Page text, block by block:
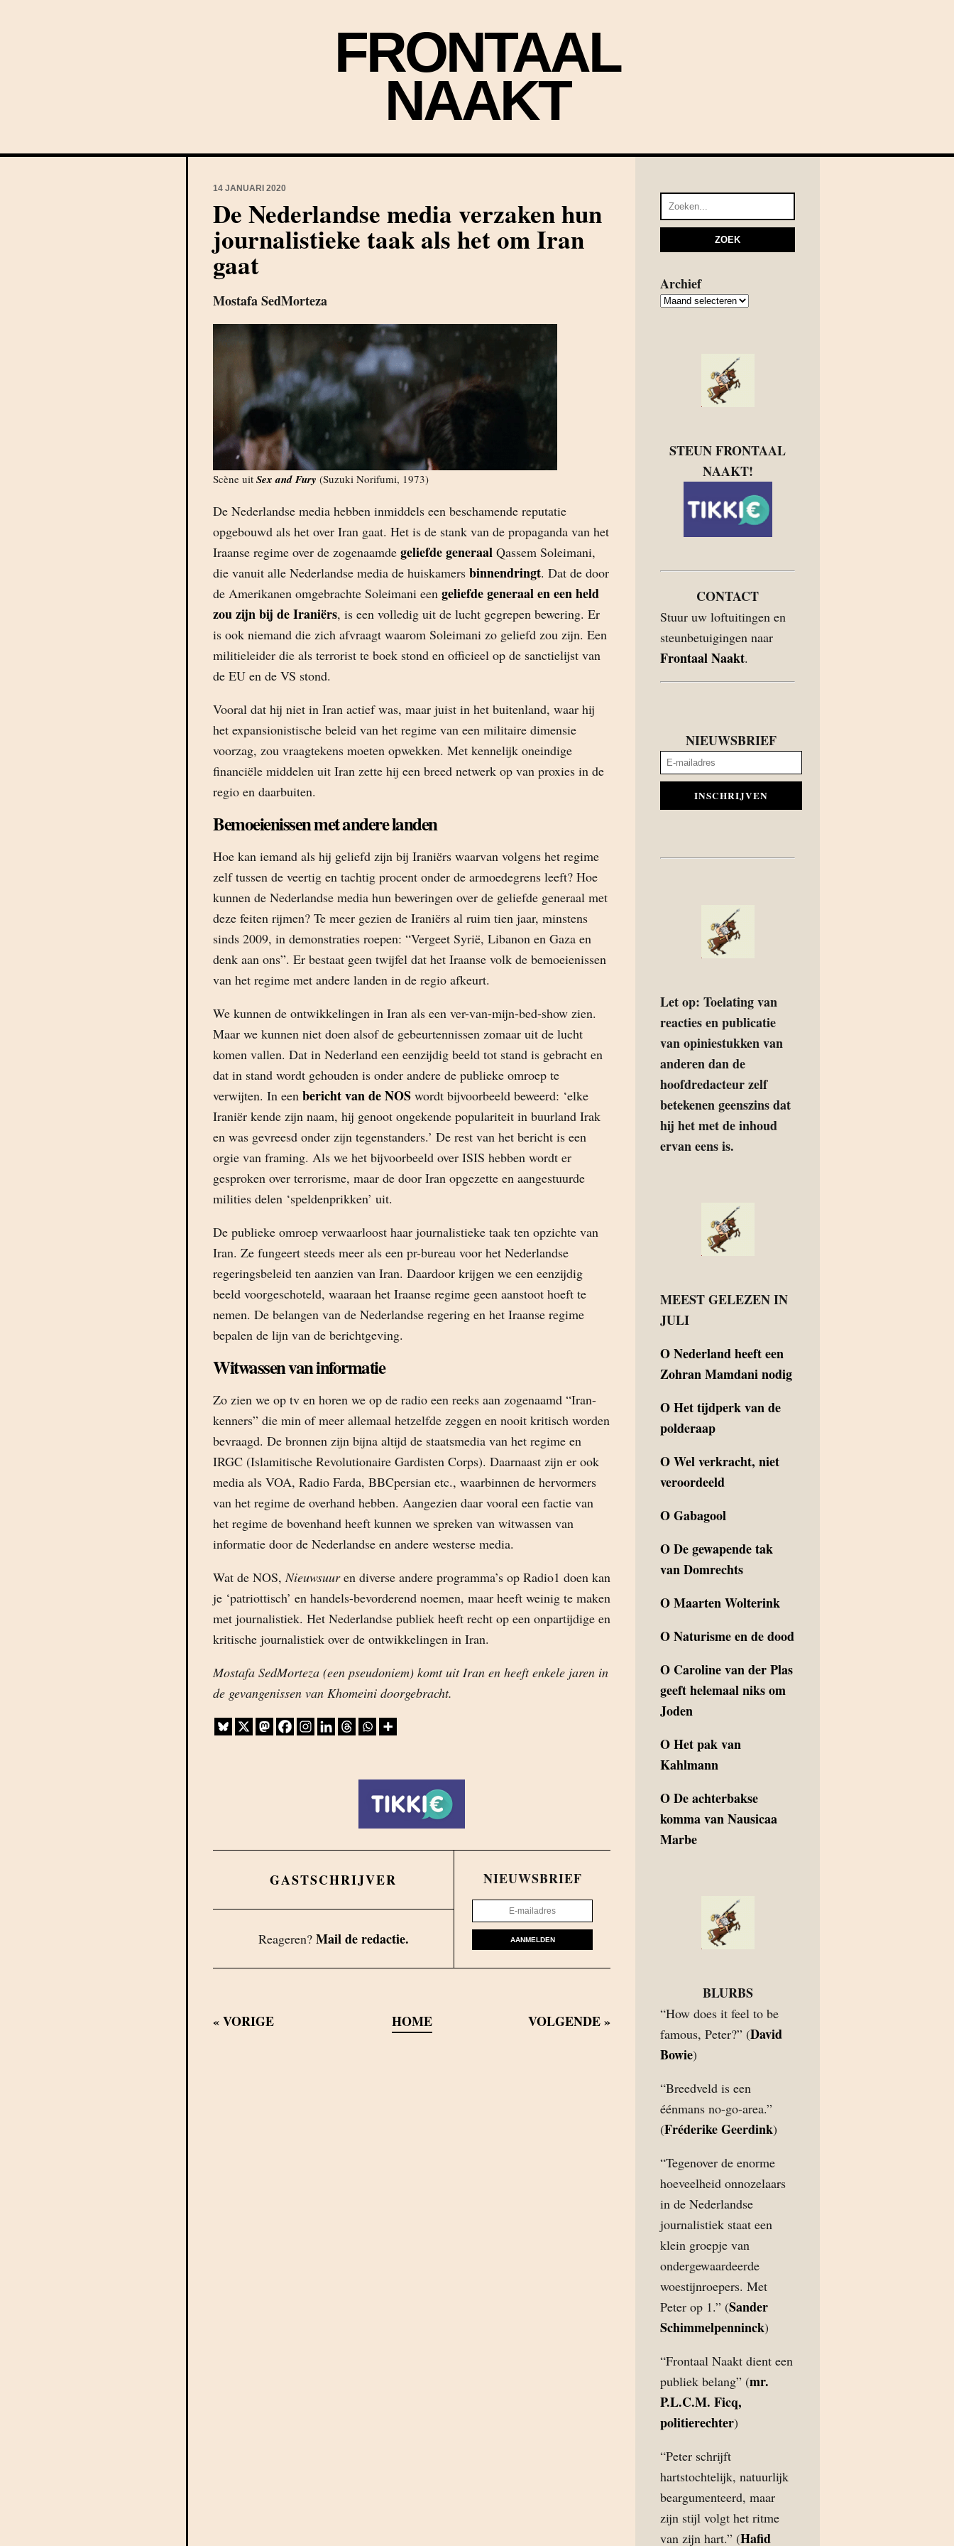
FRONTAAL
NAAKT
14 JANUARI 2020
De Nederlandse media verzaken hun
journalistieke taak als het om Iran
gaat
Mostafa SedMorteza
Scène uit Sex and Fury (Suzuki Norifumi, 1973)
De Nederlandse media hebben inmiddels een beschamende reputatie
opgebouwd als het over Iran gaat. Het is de stank van de propaganda van het
Iraanse regime over de zogenaamde geliefde generaal Qassem Soleimani,
die vanuit alle Nederlandse media de huiskamers binnendringt. Dat de door
de Amerikanen omgebrachte Soleimani een geliefde generaal en een held
zou zijn bij de Iraniërs, is een volledig uit de lucht gegrepen bewering. Er
is ook niemand die zich afvraagt waarom Soleimani zo geliefd zou zijn. Een
militieleider die als terrorist te boek stond en officieel op de sanctielijst van
de EU en de VS stond.
Vooral dat hij niet in Iran actief was, maar juist in het buitenland, waar hij
het expansionistische beleid van het regime van een militaire dimensie
voorzag, zou vraagtekens moeten opwekken. Met kennelijk oneindige
financiële middelen uit Iran zette hij een breed netwerk op van proxies in de
regio en daarbuiten.
Bemoeienissen met andere landen
Hoe kan iemand als hij geliefd zijn bij Iraniërs waarvan volgens het regime
zelf tussen de veertig en tachtig procent onder de armoedegrens leeft? Hoe
kunnen de Nederlandse media hun beweringen over de geliefde generaal met
deze feiten rijmen? Te meer gezien de Iraniërs al ruim tien jaar, minstens
sinds 2009, in demonstraties roepen: “Vergeet Syrië, Libanon en Gaza en
denk aan ons”. Er bestaat geen twijfel dat het Iraanse volk de bemoeienissen
van het regime met andere landen in de regio afkeurt.
We kunnen de ontwikkelingen in Iran als een ver-van-mijn-bed-show zien.
Maar we kunnen niet doen alsof de gebeurtennissen zomaar uit de lucht
komen vallen. Dat in Nederland een eenzijdig beeld tot stand is gebracht en
dat in stand wordt gehouden is onder andere de publieke omroep te
verwijten. In een bericht van de NOS wordt bijvoorbeeld beweerd: ‘elke
Iraniër kende zijn naam, hij genoot ongekende populariteit in buurland Irak
en was gevreesd onder zijn tegenstanders.’ De rest van het bericht is een
orgie van framing. Als we het bijvoorbeeld over ISIS hebben wordt er
gesproken over terrorisme, maar de door Iran opgezette en aangestuurde
milities delen ‘speldenprikken’ uit.
De publieke omroep verwaarloost haar journalistieke taak ten opzichte van
Iran. Ze fungeert steeds meer als een pr-bureau voor het Nederlandse
regeringsbeleid ten aanzien van Iran. Daardoor krijgen we een eenzijdig
beeld voorgeschoteld, waaraan het Iraanse regime geen aanstoot hoeft te
nemen. De belangen van de Nederlandse regering en het Iraanse regime
bepalen de lijn van de berichtgeving.
Witwassen van informatie
Zo zien we op tv en horen we op de radio een reeks aan zogenaamd “Iran-
kenners” die min of meer allemaal hetzelfde zeggen en nooit kritisch worden
bevraagd. De bronnen zijn bijna altijd de staatsmedia van het regime en
IRGC (Islamitische Revolutionaire Gardisten Corps). Daarnaast zijn er ook
media als VOA, Radio Farda, BBCpersian etc., waarbinnen de hervormers
van het regime de overhand hebben. Aangezien daar vooral een factie van
het regime de bovenhand heeft kunnen we spreken van witwassen van
informatie door de Nederlandse en andere westerse media.
Wat de NOS,Nieuwsuuren diverse andere programma’s op Radio1 doen kan
je ‘patriottisch’ en handels-bevorderend noemen, maar heeft weinig te maken
met journalistiek. Het Nederlandse publiek heeft recht op een onpartijdige en
kritische journalistiek over de ontwikkelingen in Iran.
Mostafa SedMorteza (een pseudoniem) komt uit Iran en heeft enkele jaren in
de gevangenissen van Khomeini doorgebracht.
GASTSCHRIJVER
Reageren? Mail de redactie.
NIEUWSBRIEF
AANMELDEN
«VORIGE HOME VOLGENDE»
Archief
Archief
STEUN FRONTAAL
NAAKT!
CONTACT
Stuur uw loftuitingen en
steunbetuigingen naar
Frontaal Naakt.
NIEUWSBRIEF
INSCHRIJVEN
Let op: Toelating van
reacties en publicatie
van opiniestukken van
anderen dan de
hoofdredacteur zelf
betekenen geenszins dat
hij het met de inhoud
ervan eens is.
MEEST GELEZEN IN
JULI
ONederland heeft een
Zohran Mamdani nodig
OHet tijdperk van de
polderaap
OWel verkracht, niet
veroordeeld
OGabagool
ODe gewapende tak
van Domrechts
OMaarten Wolterink
ONaturisme en de dood
O Caroline van der Plas
geeft helemaal niks om
Joden
OHet pak van
Kahlmann
ODe achterbakse
komma van Nausicaa
Marbe
BLURBS
“How does it feel to be
famous, Peter?” (David
Bowie)
“Breedveld is een
éénmans no-go-area.”
(Fréderike Geerdink)
“Tegenover de enorme
hoeveelheid onnozelaars
in de Nederlandse
journalistiek staat een
klein groepje van
ondergewaardeerde
woestijnroepers. Met
Peter op 1.” (Sander
Schimmelpenninck)
“Frontaal Naakt dient een
publiek belang” (mr.
P.L.C.M. Ficq,
politierechter)
“Peter schrijft
hartstochtelijk, natuurlijk
beargumenteerd, maar
zijn stijl volgt het ritme
van zijn hart.” (Hafid